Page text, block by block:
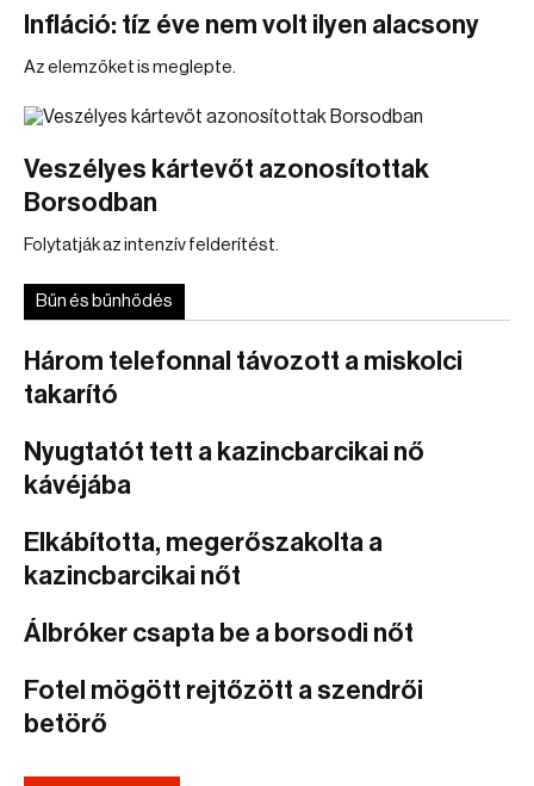
Infláció: tíz éve nem volt ilyen alacsony
Az elemzőket is meglepte.
Veszélyes kártevőt azonosítottak
Borsodban
Folytatják az intenzív felderítést.
Bűn és bűnhődés
Három telefonnal távozott a miskolci
takarító
Nyugtatót tett a kazincbarcikai nő
kávéjába
Elkábította, megerőszakolta a
kazincbarcikai nőt
Álbróker csapta be a borsodi nőt
Fotel mögött rejtőzött a szendrői
betörő